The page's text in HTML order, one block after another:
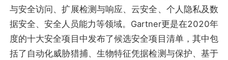
与安全访问、扩展检测与响应、云安全、个人隐私及数
据安全、安全人员能力等领域。Gartner更是在2020年
度的十大安全项目中发布了候选安全项目清单，其中包
括了自动化威胁猎捕、生物特征凭据检测与保护、基于